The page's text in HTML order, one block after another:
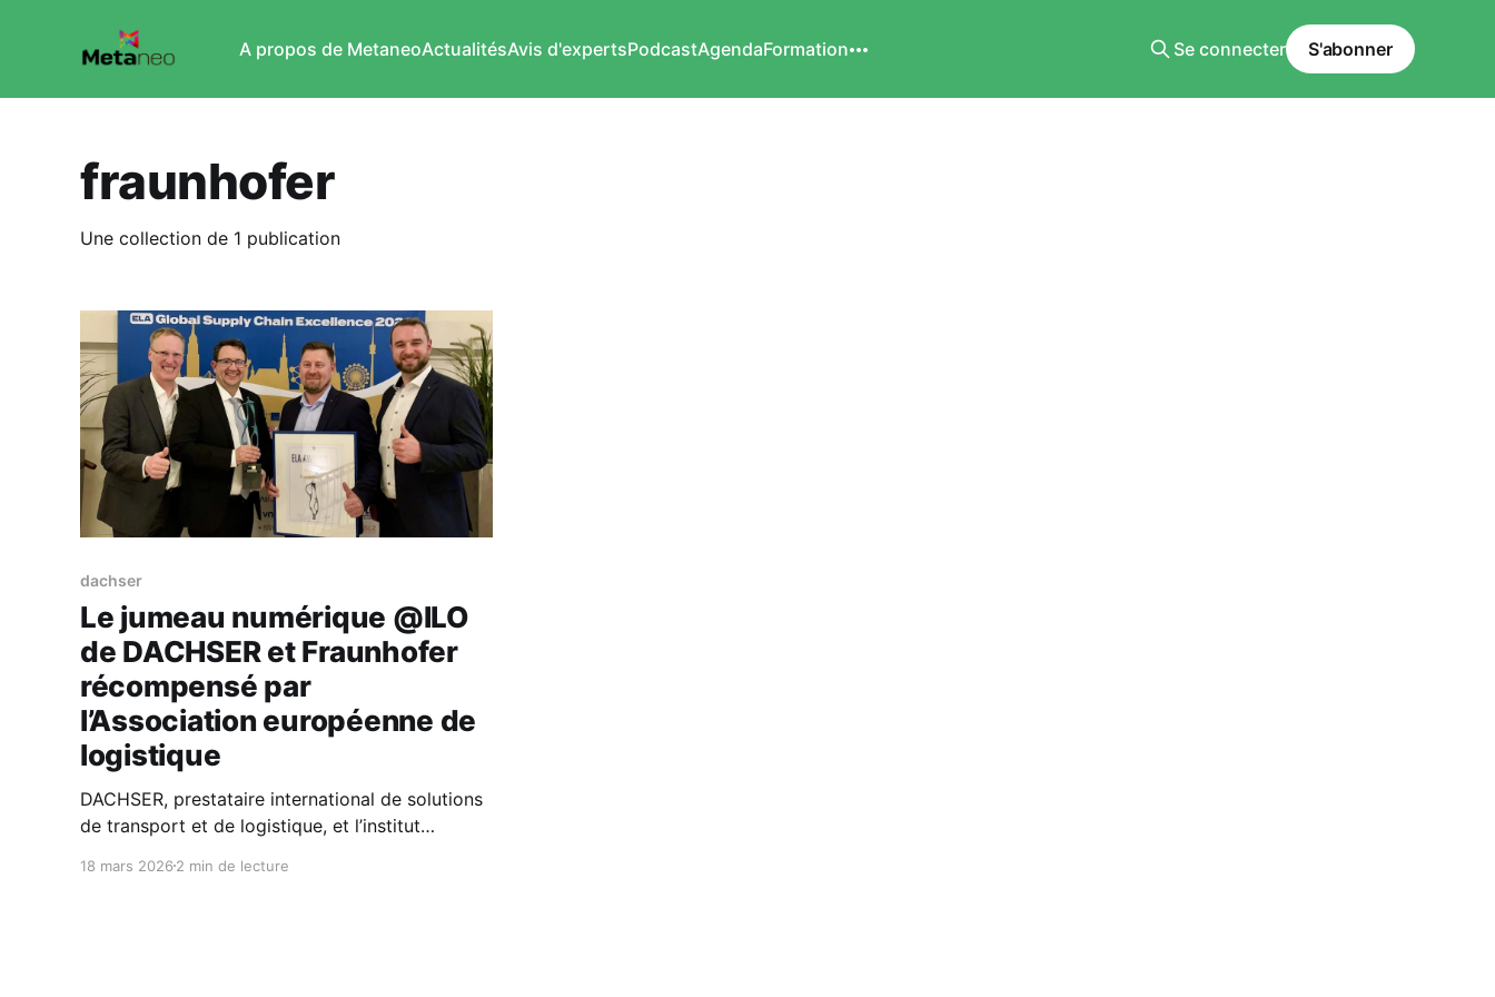
A propos de MetaneoActualitésAvis d'expertsPodcastAgendaFormation Se connecter S'abonner
fraunhofer
Une collection de 1 publication
dachser
Le jumeau numérique @ILO
de DACHSER et Fraunhofer
récompensé par
l’Association européenne de
logistique
DACHSER, prestataire international de solutions
de transport et de logistique, et l’institut
l’Association Européenne de Logistique (ELA)
18 mars 2026 2 min de lecture